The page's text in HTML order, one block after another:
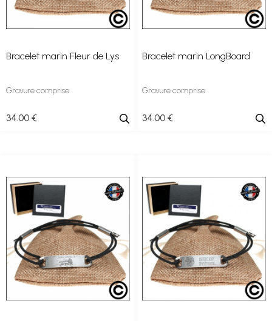
Bracelet marin Fleur de Lys
Gravure comprise
34.00 €
Bracelet marin LongBoard
Gravure comprise
34.00 €